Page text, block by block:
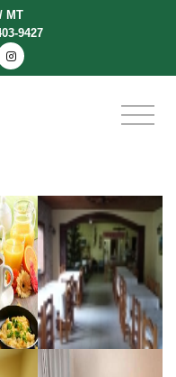
MT
9427